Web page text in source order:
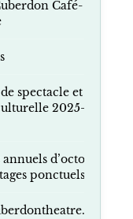
Café-
spectacle et
2025-
d’octobre
ponctuels